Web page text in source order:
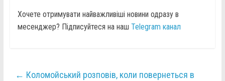
Хочете отримувати найважливіші новини одразу в
месенджер? Підписуйтеся на наш Telegram канал
← Коломойський розповів, коли повернеться в